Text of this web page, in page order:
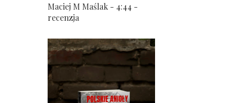
Maciej M Maślak - 4:44 -
recenzja